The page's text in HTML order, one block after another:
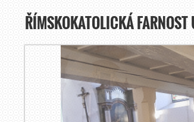
ŘÍMSKOKATOLICKÁ